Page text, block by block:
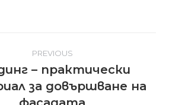
PREVIOUS
Previous
post:
– практически
за довършване на